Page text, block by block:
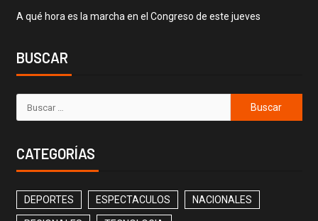
A qué hora es la marcha en el Congreso de este jueves
BUSCAR
CATEGORÍAS
DEPORTES ESPECTACULOS NACIONALES